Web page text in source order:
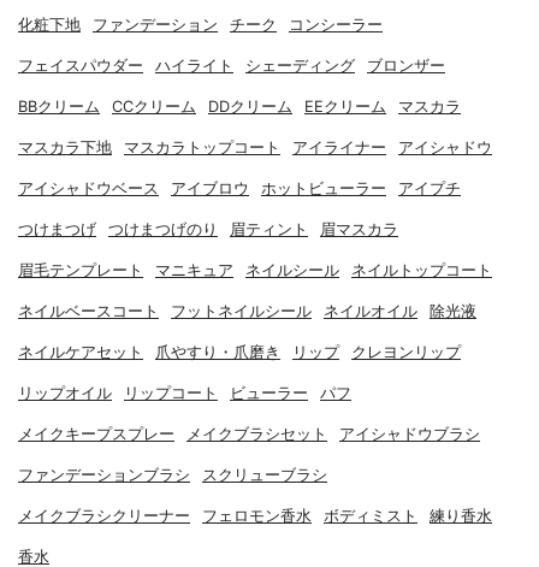
化粧下地 ファンデーション チーク コンシーラー
フェイスパウダー ハイライト シェーディング ブロンザー
BBクリーム CCクリーム DDクリーム EEクリーム マスカラ
マスカラ下地 マスカラトップコート アイライナー アイシャドウ
アイシャドウベース アイブロウ ホットビューラー アイプチ
つけまつげ つけまつげのり 眉ティント 眉マスカラ
眉毛テンプレート マニキュア ネイルシール ネイルトップコート
ネイルベースコート フットネイルシール ネイルオイル 除光液
ネイルケアセット 爪やすり・爪磨き リップ クレヨンリップ
リップオイル リップコート ビューラー パフ
メイクキープスプレー メイクブラシセット アイシャドウブラシ
ファンデーションブラシ スクリューブラシ
メイクブラシクリーナー フェロモン香水 ボディミスト 練り香水
香水